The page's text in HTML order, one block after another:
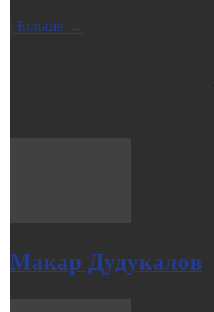
| Більше →
Макар Дудукалов